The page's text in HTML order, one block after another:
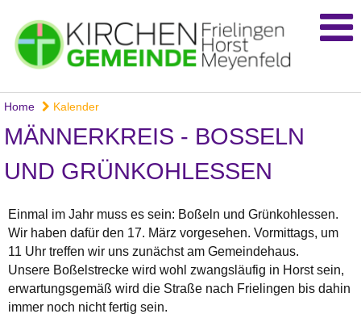
Home Kalender
MÄNNERKREIS - BOSSELN U
ND GRÜNKOHLESSEN
Einmal im Jahr muss es sein: Boßeln und Grünkohlessen.
Wir haben dafür den 17. März vorgesehen. Vormittags, um
11 Uhr treffen wir uns zunächst am Gemeindehaus.
Unsere Boßelstrecke wird wohl zwangsläufig in Horst sein,
erwartungsgemäß wird die Straße nach Frielingen bis dahin
immer noch nicht fertig sein.